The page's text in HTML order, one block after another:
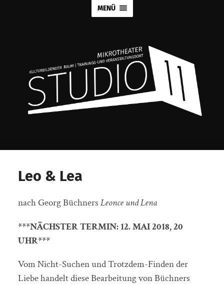
MENÜ
Leo & Lea
nach Georg Büchners Leonce und Lena
***NÄCHSTER TERMIN: 12. MAI 2018, 20
UHR***
Vom Nicht-Suchen und Trotzdem-Finden der
Liebe handelt diese Bearbeitung von Büchners